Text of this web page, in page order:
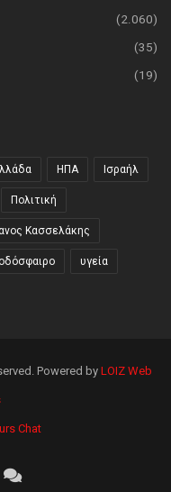
(2.060)
(35)
(19)
ΗΠΑ Ισραήλ
Πολιτική
Κασσελάκης
υγεία
Powered by LOIZ Web
Chat
Hours